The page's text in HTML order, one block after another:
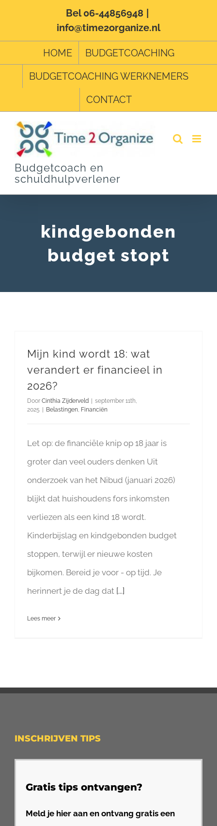
Bel 06-44856948
info@time2organize.nl
HOME
BUDGETCOACHING
BUDGETCOACHING WERKNEMERS
CONTACT
Budgetcoach en
schuldhulpverlener
kindgebonden
budget stopt
Mijn kind wordt 18: wat
verandert er financieel in
2026?
Door Cinthia Zijderveld | september 11th,
2025 | Belastingen Financiën
Let op: de financiële knip op 18 jaar is
groter dan veel ouders denken Uit
onderzoek van het Nibud (januari 2026)
blijkt dat huishoudens fors inkomsten
verliezen als een kind 18 wordt.
Kinderbijslag en kindgebonden budget
stoppen, terwijl er nieuwe kosten
bijkomen. Bereid je voor - op tijd. Je
herinnert je de dag dat [...]
Lees meer
INSCHRIJVEN TIPS
Gratis tips ontvangen?
Meld je hier aan en ontvang gratis een